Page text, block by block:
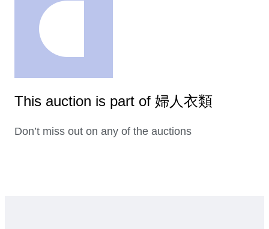
This auction is part of 婦人衣類
Don’t miss out on any of the auctions